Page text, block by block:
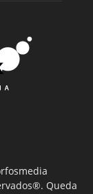
Queda